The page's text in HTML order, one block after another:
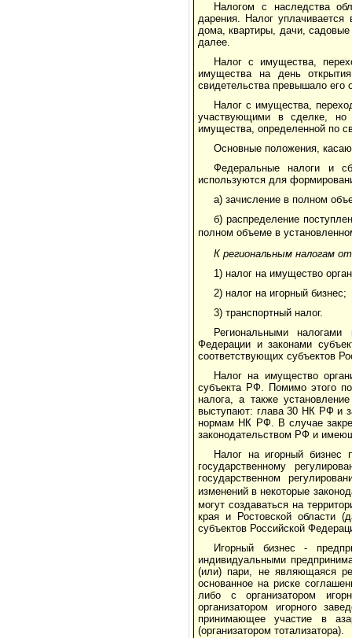
Налогом с наследства
дарения. Налог
дома, квартиры, дачи,
далее.
Налог с имущества,
имущества на день
свидетельства превышало его
Налог с имущества,
участвующими в сделке, но
имущества, определенной по
Основные положения,
Федеральные налоги и
используются для
а) зачисление в полном
б) распределение
полном объеме в
К региональным налогам
1) налог на имущество
2) налог на игорный бизнес;
3) транспортный налог.
Региональными
Федерации и законами
соответствующих субъектов
Налог на имущество
субъекта РФ. Помимо этого
налога, а также
выступают: глава 30 НК РФ и
нормам НК РФ. В случае
законодательством РФ и
Налог на игорный бизнес
государственному
государственном
изменений в некоторые
могут создаваться на
края и Ростовской области
субъектов Российской
Игорный бизнес -
индивидуальными
(или) пари, не являющаяся
основанное на риске
либо с организатором
организатором игорного
принимающее участие в
(организатором тотализатора).